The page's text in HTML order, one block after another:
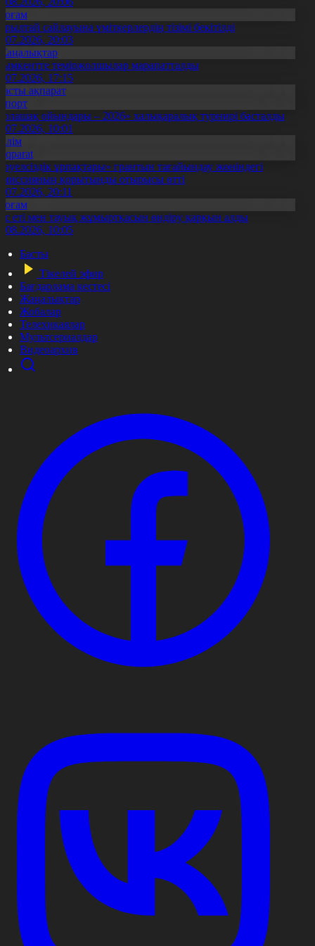
сайлауына үміткерлердің тізімі бекітілді
20:03
теміржолшылар марапатталды
17:15
ақпарат
ойындары – 2026» халықаралық турнирі басталды
10:01
ұрпақтары» грантын тағайындау жөніндегі
қорытынды отырысы өтті
20:11
еті мен тауық жұмыртқасын өндіру қарқын алды
10:05
Басты
Тікелей эфир
Бағдарлама кестесі
Жаңалықтар
Жобалар
Телехикаялар
Мультсериалдар
Видеоархив